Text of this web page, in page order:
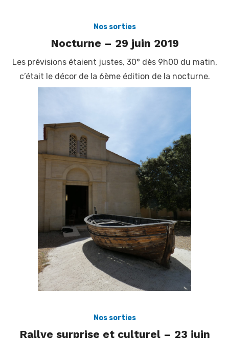
Nos sorties
Nocturne – 29 juin 2019
Les prévisions étaient justes, 30° dès 9h00 du matin,
c’était le décor de la 6ème édition de la nocturne.
Nos sorties
Rallye surprise et culturel – 23 juin